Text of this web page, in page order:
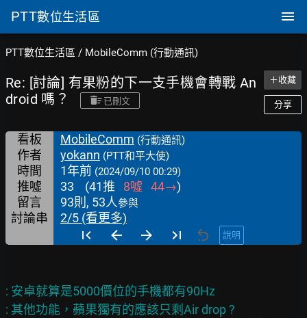
PTT數位生活區
PTT數位生活區 / MobileComm (行動通訊)
Re: [討論] 有果粉的下一支手機會轉戰 An
droid 嗎？
已刪文
＋收藏
分享
看板 MobileComm (行動通訊)
作者 yokann (PTT和平大使)
時間 1年前 (2024/09/10 00:29)
推噓 33 (41推 8噓 44→)
留言
93則, 53人參與
討論串 2/5 (看更多)
說明
: 安卓就算是5000價位的手機都有90Hz
: 其他功能，蘋果獨有的應該只剩Air drop ?